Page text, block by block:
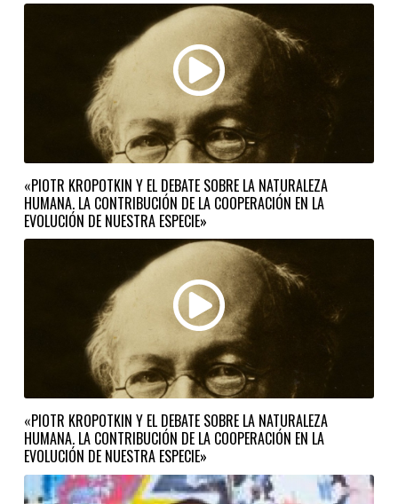
«PIOTR KROPOTKIN Y EL DEBATE SOBRE LA NATURALEZA
HUMANA. LA CONTRIBUCIÓN DE LA COOPERACIÓN EN LA
EVOLUCIÓN DE NUESTRA ESPECIE»
«PIOTR KROPOTKIN Y EL DEBATE SOBRE LA NATURALEZA
HUMANA. LA CONTRIBUCIÓN DE LA COOPERACIÓN EN LA
EVOLUCIÓN DE NUESTRA ESPECIE»